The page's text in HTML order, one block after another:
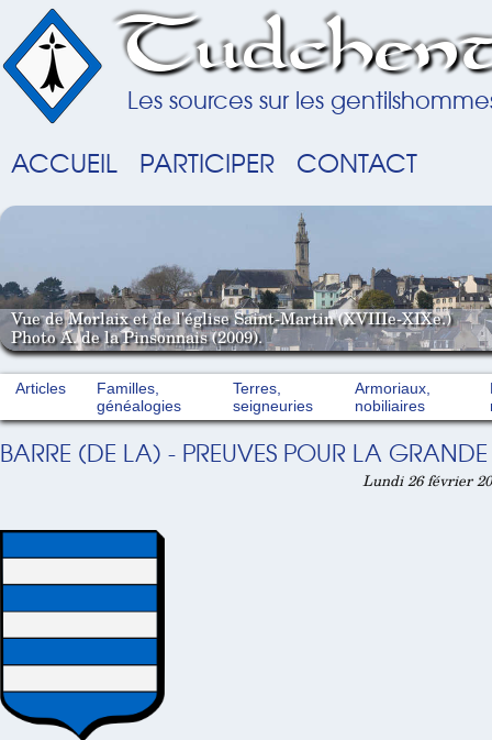
Les sources sur les
ACCUEIL PARTICIPER CONTACT
Vue de Morlaix et de l'église Saint-Martin (XVIIIe-XIXe.)
Photo A. de la Pinsonnais (2009).
Articles
Familles,
généalogies
Terres,
seigneuries
Armoriaux,
nobiliaires
BARRE (DE LA) - PREUVES POUR LA
Lundi 26 février